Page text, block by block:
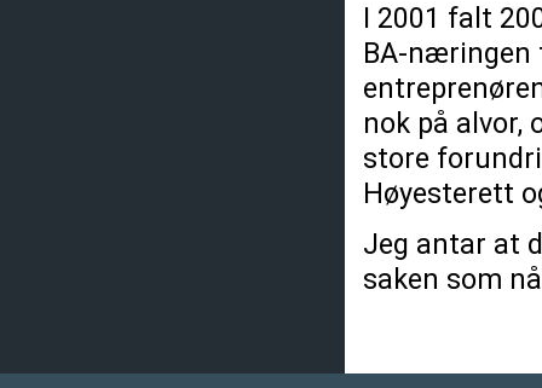
I 2001 falt
BA-næringen
nok på alvor,
store
Høyesterett
Jeg antar at
saken som